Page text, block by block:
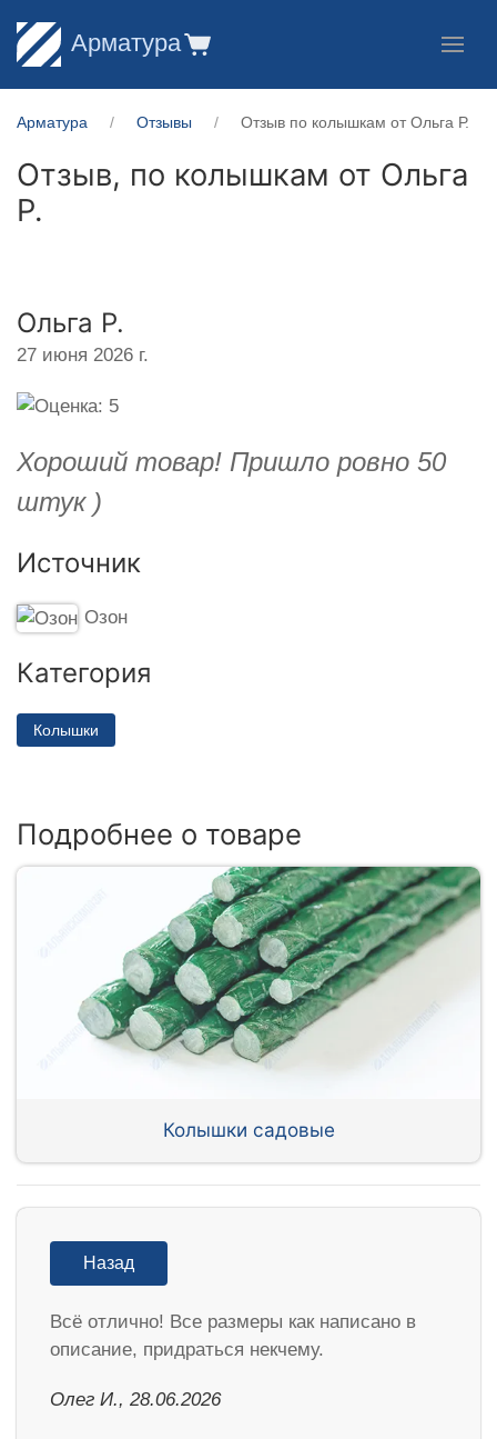
Арматура
Арматура Отзывы Отзыв по колышкам от Ольга Р.
Отзыв, по колышкам от Ольга
Р.
Ольга Р.
27 июня 2026 г.
Хороший товар! Пришло ровно 50
штук )
Источник
Озон
Категория
Колышки
Подробнее о товаре
Колышки садовые
Назад
Всё отлично! Все размеры как написано в
описание, придраться некчему.
Олег И., 28.06.2026